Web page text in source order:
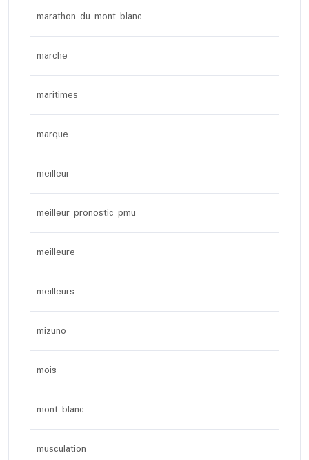
marathon du mont blanc
marche
maritimes
marque
meilleur
meilleur pronostic pmu
meilleure
meilleurs
mizuno
mois
mont blanc
musculation